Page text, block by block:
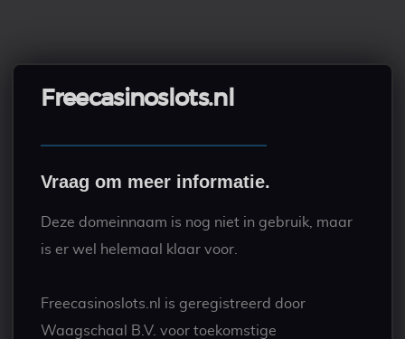
Freecasinoslots.nl
Vraag om meer informatie.
Deze domeinnaam is nog niet in gebruik, maar
is er wel helemaal klaar voor.
Freecasinoslots.nl is geregistreerd door
Waagschaal B.V. voor toekomstige